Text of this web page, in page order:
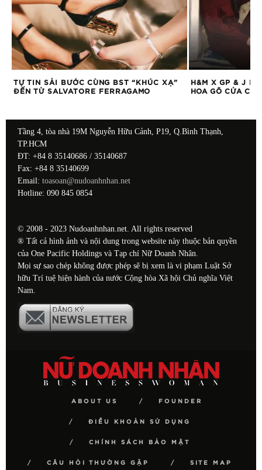
TỰ TIN SẢI BƯỚC CÙNG BST “KHÚC XẠ”
ĐẾN TỪ SALVATORE FERRAGAMO
H&M X GP & J
HOA GÕ CỬA
Tầng 4, tòa nhà 19M Nguyễn Hữu Cảnh, P19, Q.Bình Thạnh,
TP.HCM
ĐT: +84 8 35140686 / 35140687
Fax: +84 8 35140699
Email: toasoan@nudoanhnhan.net
Hotline: 090 845 0854
© 2008 - 2023 Nudoanhnhan.net. All rights reserved
® Tất cả hình ảnh và nội dung trong website này thuộc bản quyền
của One Pacific Holdings và Tạp chí Nữ Doanh Nhân.
Mọi sự sao chép không được phép sẽ bị xem là vi phạm Luật Sở
hữu Trí tuệ hiện hành của nước Cộng hòa Xã hội Chủ nghĩa Việt
Nam.
ABOUT US FOUNDER
ĐIỀU KHOẢN SỬ DỤNG
CHÍNH SÁCH BẢO MẬT
CÂU HỎI THƯỜNG GẶP SITE MAP